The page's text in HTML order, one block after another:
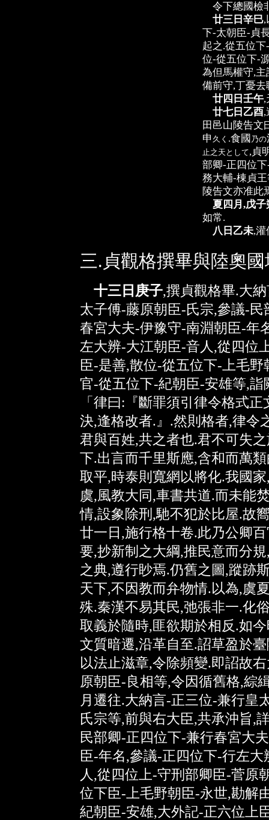
令下總國檢
廿三日辛巳,
下-太朝臣-貞
起之.從五位
位-從五位下-
為但馬權守,
備前守,丁憂去
廿四日壬午,
廿七日乙酉,
田邑山陵告文
申 久 く .食國 乃の
止之天 として,貞
部卿-正四位
務大輔-棟貞
陵告文亦准此
夏四月,戊子
如常.
八日乙未,灌
三.貞觀格撰畢與陸奧
十三日庚子,撰貞觀格畢.大
太子傅-藤原朝臣-氏宗,參議-
春宮大夫-伊豫守-南淵朝臣-年
左大辨-大江朝臣-音人,從四位
臣-是善,散位-從五位下-上毛
官-從五位下-紀朝臣-安雄等,詣
「律曰:『斷罪須引律令格式
決,逢格改者.』.然則格者,律令
君與百姓,共之者也.君不可失
下.出言而千里斯應,含和而萬
取平,時泰則寬網以將化.我國
虞,風教大同,車書共道.而未能
情,設象除刑,馳不犯於比屋.故
廿一日,施行格十卷.此乃公卿
要,抄新制之大綱,推民意而分
之典,遵行眇焉.仍舊之圖,蹤跡
天下,不因教而弁物情.以為,虞
殊.秦漢不易其民,弛張非一.化
取義於隨時,匪欲期於相反.如
文質暗遷,沿革自至.詔草盈於
以法止滋章,令除頻變.即詔故
原朝臣-良相等,令因循舊格,綜
月遷往.大納言-正三位-兼行皇
氏宗等,前與右大臣,共承沖旨,
民部卿-正四位下-兼行春宮大
臣-年名,參議-正四位下-行左
人,從四位上-守刑部卿臣-菅原
位下臣-上毛野朝臣-永世,勘解
紀朝臣-安雄,大外記-正六位上